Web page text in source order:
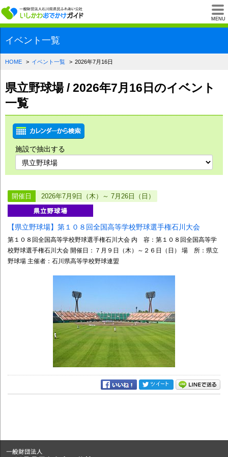
MENU
一般財団法人石川
イベント一覧
HOME イベント一覧 2026年7月16日
県立野球場 / 2026年7月16日のイベント
一覧
施設で抽出する
開催日 2026年7月9日（木）～ 7月26日（日）
【県立野球場】第１０８回全国高等学校野球選手権石川大会
第１０８回全国高等学校野球選手権石川大会 内 容：第１０８回全国高等学
校野球選手権石川大会 開催日：７月９日（木）～２６日（日） 場 所：県立
野球場 主催者：石川県高等学校野球連盟